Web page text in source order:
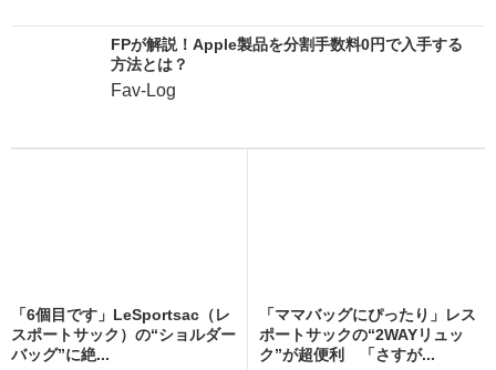
FPが解説！Apple製品を分割手数料0円で入手する
方法とは？
Fav-Log
「6個目です」LeSportsac（レ
スポートサック）の“ショルダー
バッグ”に絶...
「ママバッグにぴったり」レス
ポートサックの“2WAYリュッ
ク”が超便利 「さすが...